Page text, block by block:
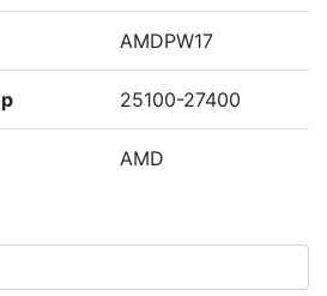
AMDPW17
25100-27400
AMD